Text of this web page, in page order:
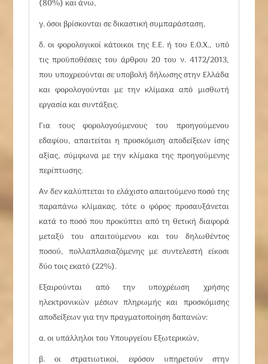
(80%) και άνω,
γ. όσοι βρίσκονται σε δικαστική συμπαράσταση,
δ. οι φορολογικοί κάτοικοι της Ε.Ε. ή του Ε.Ο.Χ., υπό
τις προϋποθέσεις τουάρθρου 20του ν. 4172/2013,
που υποχρεούνται σε υποβολή δήλωσης στην Ελλάδα
και φορολογούνται με την κλίμακα από μισθωτή
εργασία και συντάξεις.
Για τους φορολογούμενους του προηγούμενου
εδαφίου, απαιτείται η προσκόμιση αποδείξεων ίσης
αξίας, σύμφωνα με την κλίμακα της προηγούμενης
περίπτωσης.
Αν δεν καλύπτεται το ελάχιστο απαιτούμενο ποσό της
παραπάνω κλίμακας, τότε ο φόρος προσαυξάνεται
κατά το ποσό που προκύπτει από τη θετική διαφορά
μεταξύ του απαιτούμενου και του δηλωθέντος
ποσού, πολλαπλασιαζόμενης με συντελεστή είκοσι
δύο τοις εκατό (22%).
Εξαιρούνται από την υποχρέωση χρήσης
ηλεκτρονικών μέσων πληρωμής και προσκόμισης
αποδείξεων για την πραγματοποίηση δαπανών:
α. οι υπάλληλοι του Υπουργείου Εξωτερικών,
β. οι στρατιωτικοί, εφόσον υπηρετούν στην